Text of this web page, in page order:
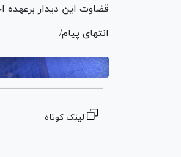
قضاوت این دیدار
انتهای پیام/
لینک کوتاه